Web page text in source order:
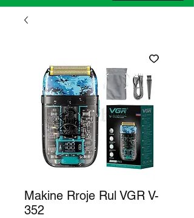
Makine Rroje Rul VGR V-
352